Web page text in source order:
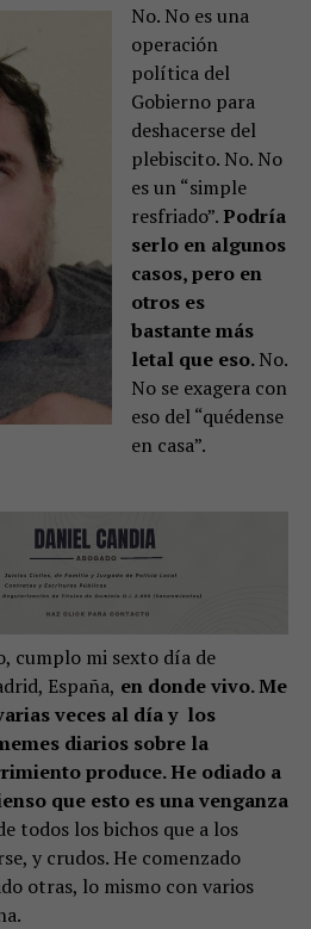
No. No es una
operación
política del
Gobierno para
deshacerse del
plebiscito. No. No
es un “simple
resfriado”. Podría
serlo en algunos
casos, pero en
otros es
bastante más
letal que eso.No.
No se exagera con
eso del “quédense
en casa”.
cumplo mi sexto día de
España, en donde vivo. Me
veces al día y los
diarios sobre la
produce. He odiado a
que esto es una venganza
todos los bichos que a los
y crudos. He comenzado
otras, lo mismo con varios